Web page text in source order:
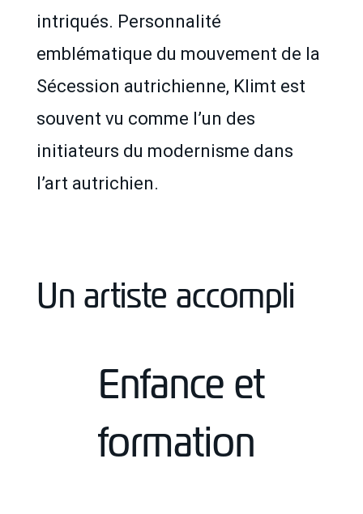
intriqués. Personnalité
emblématique du mouvement de la
Sécession autrichienne, Klimt est
souvent vu comme l’un des
initiateurs du modernisme dans
l’art autrichien.
Un artiste accompli
Enfance et
formation